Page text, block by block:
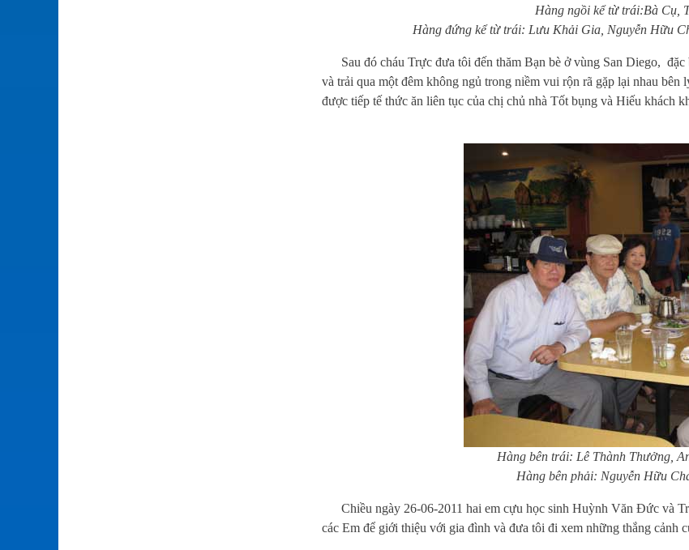
Hàng ngồi kể từ trái:Bà Cụ,
Hàng đứng kể từ trái: Lưu Khải Gia, Nguyễn Hữu
Sau đó cháu Trực đưa tôi đến thăm Bạn bè ở vùng San Diego,
và trải qua một đêm không ngủ trong niềm vui rộn rã gặp lại nhau
được tiếp tế thức ăn liên tục của chị chủ nhà Tốt bụng và Hiếu khách
Hàng bên trái: Lê Thành Thưởng,
Hàng bên phải: Nguyễn Hữu
Chiều ngày 26-06-2011 hai em cựu học sinh Huỳnh Văn Đức và
các Em để giới thiệu với gia đình và đưa tôi đi xem những thắng cảnh